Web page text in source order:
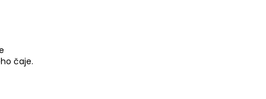
čaje.